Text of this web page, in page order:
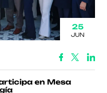
25
JUN
en Mesa